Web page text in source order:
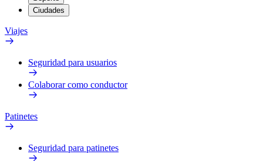
Ciudades
Viajes
Seguridad para usuarios
Colaborar como conductor
Patinetes
Seguridad para patinetes